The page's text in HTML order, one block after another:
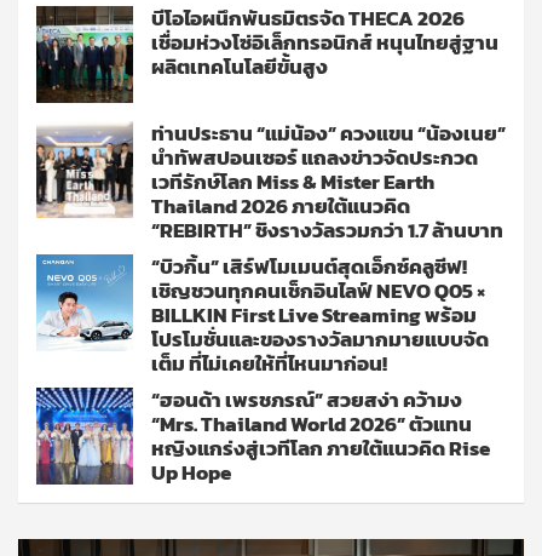
บีโอไอผนึกพันธมิตรจัด THECA 2026
เชื่อมห่วงโซ่อิเล็กทรอนิกส์ หนุนไทยสู่ฐาน
ผลิตเทคโนโลยีขั้นสูง
ท่านประธาน “แม่น้อง” ควงแขน “น้องเนย”
นำทัพสปอนเซอร์ แถลงข่าวจัดประกวด
เวทีรักษ์โลก Miss & Mister Earth
Thailand 2026 ภายใต้แนวคิด
“REBIRTH” ชิงรางวัลรวมกว่า 1.7 ล้านบาท
“บิวกิ้น” เสิร์ฟโมเมนต์สุดเอ็กซ์คลูซีฟ!
เชิญชวนทุกคนเช็กอินไลฟ์ NEVO Q05 ×
BILLKIN First Live Streaming พร้อม
โปรโมชั่นและของรางวัลมากมายแบบจัด
เต็ม ที่ไม่เคยให้ที่ไหนมาก่อน!
“ฮอนด้า เพรชภรณ์” สวยสง่า คว้ามง
“Mrs. Thailand World 2026” ตัวแทน
หญิงแกร่งสู่เวทีโลก ภายใต้แนวคิด Rise
Up Hope